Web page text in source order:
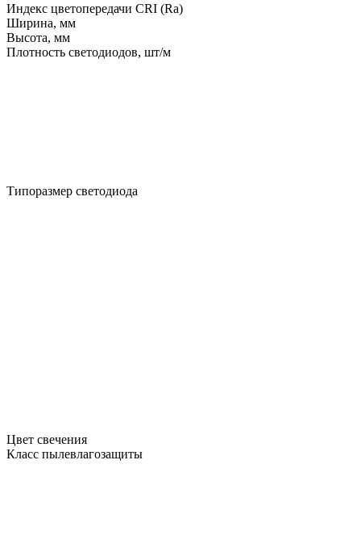
Индекс цветопередачи CRI (Ra)
Ширина, мм
Высота, мм
Плотность светодиодов, шт/м
Типоразмер светодиода
Цвет свечения
Класс пылевлагозащиты